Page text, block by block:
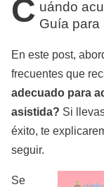
C uándo
Guía para
En este post,
frecuentes que
adecuado para
asistida? Si
éxito, te
seguir.
Se